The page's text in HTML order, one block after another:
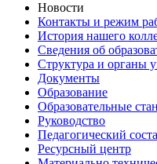
Новости
Контакты и режим
История нашего
Сведения об
Структура и органы
Документы
Образование
Образовательные
Руководство
Педагогический
Ресурсный центр